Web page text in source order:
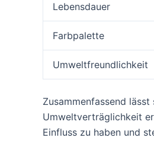
Lebensdauer
Farbpalette
Umweltfreundlichkeit
Zusammenfassend
Umweltverträglichkeit
Einfluss zu haben und